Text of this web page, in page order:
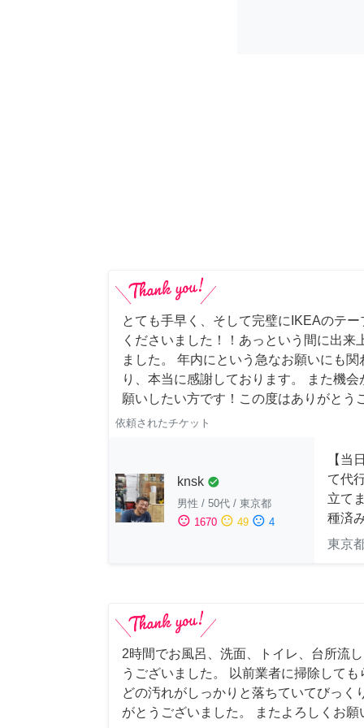
とても手早く、そして完璧にIKEAのテ
くださいました！！あっという間に出来
ました。 年内にという急なお願いにも
り、本当に感謝しております。 また機
願いしたい方です！この度はありがとう
依頼されたチケット
knsk check_circle
男性 / 50代 / 東京都
sentiment_satisfied 1670 sentiment_neutral 49 sentiment_dissatisfied 4
【当
て代
立て
種済
東京
2時間でお風呂、洗面、トイレ、台所流
うございました。 以前業者に掃除して
どの汚れがしっかりと落ちていてびっく
がとうございました。 またよろしくお